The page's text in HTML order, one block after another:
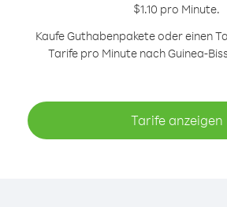
$1.10 pro Minute.
Kaufe Guthabenpakete oder einen
Tarife pro Minute nach Guinea-
Tarife anzeigen